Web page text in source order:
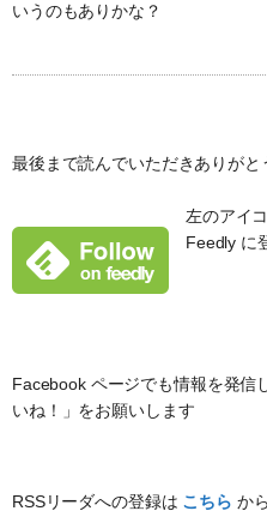
いうのもありかな？
最後まで読んでいただきありがと
左のアイ
Feedly に
Facebook ページでも情報を発信
いね！」をお願いします
RSSリーダへの登録は こちら か